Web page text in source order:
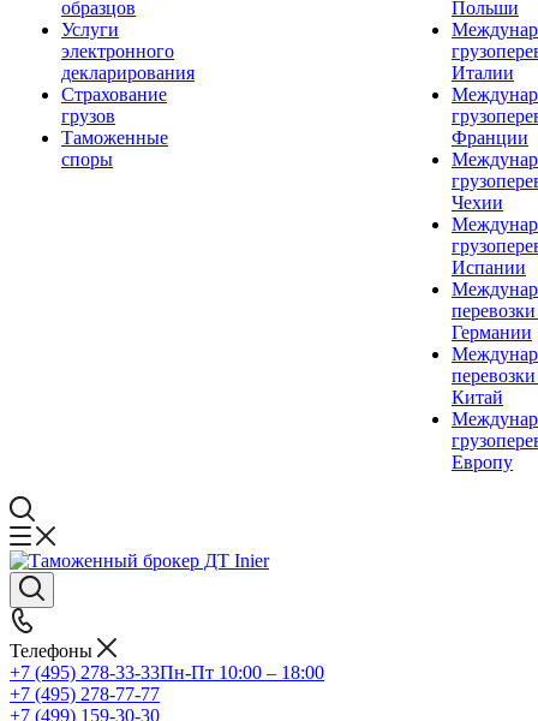
образцов
Услуги
электронного
декларирования
Страхование
грузов
Таможенные
споры
Польши
Италии
Франции
Чехии
Испании
Германии
Китай
Европу
Телефоны
+7 (495) 278-33-33Пн-Пт 10:00 – 18:00
+7 (495) 278-77-77
+7 (499) 159-30-30